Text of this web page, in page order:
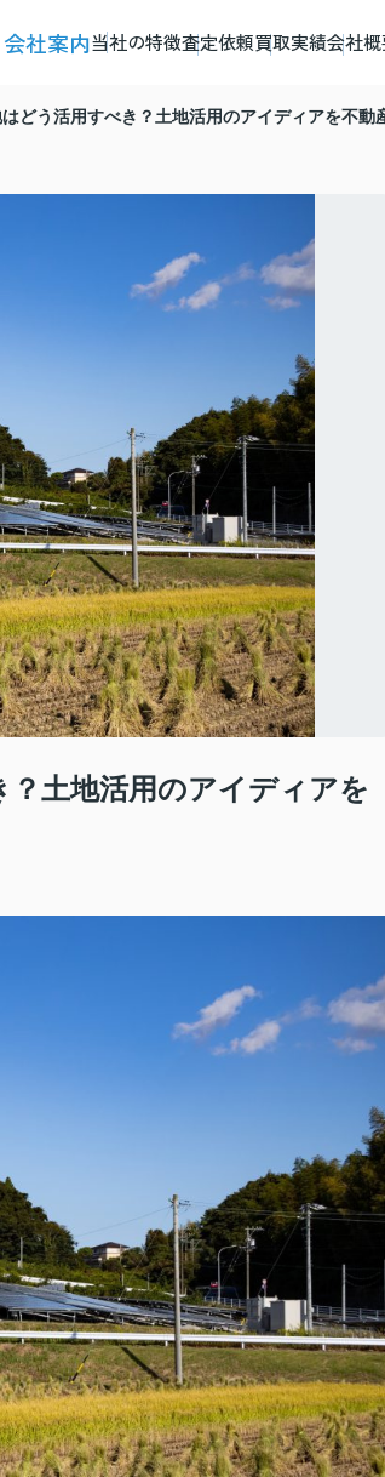
会社案内当社の特徴査定依頼買取実績会社
はどう活用すべき？土地活用のアイディアを不動
？土地活用のアイディアを